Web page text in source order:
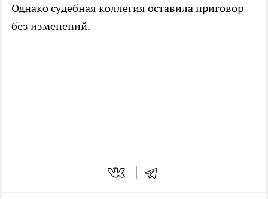
Однако судебная коллегия оставила приговор
без изменений.